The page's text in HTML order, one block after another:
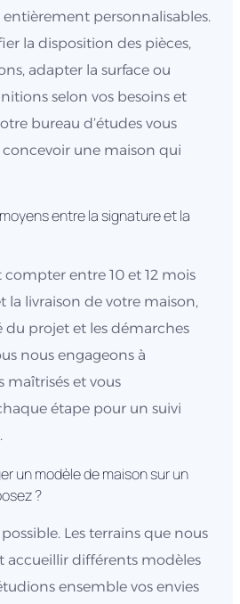
personnalisables.
la disposition des pièces,
adapter la surface ou
selon vos besoins et
bureau d’études vous
une maison qui
entre la signature et la
entre 10 et 12 mois
la livraison de votre maison,
du projet et les démarches
nous engageons à
maîtrisés et vous
étape pour un suivi
un modèle de maison sur un
?
Les terrains que nous
accueillir différents modèles
ensemble vos envies